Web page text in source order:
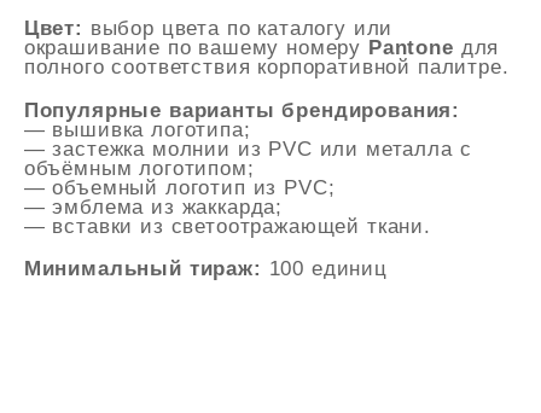
Цвет: выбор цвета по каталогу или
окрашивание по вашему номеру Pantone для
полного соответствия корпоративной палитре.
Популярные варианты брендирования:
— вышивка логотипа;
— застежка молнии из PVC или металла с
объёмным логотипом;
— объемный логотип из PVC;
— эмблема из жаккарда;
— вставки из светоотражающей ткани.
Минимальный тираж: 100 единиц